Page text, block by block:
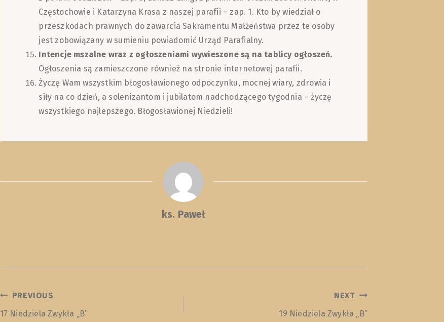
Częstochowie i Katarzyna Krasa z naszej parafii – zap. 1. Kto by wiedział o
przeszkodach prawnych do zawarcia Sakramentu Małżeństwa przez te osoby
jest zobowiązany w sumieniu powiadomić Urząd Parafialny.
Intencje mszalne wraz z ogłoszeniami wywieszone są na tablicy ogłoszeń.
Ogłoszenia są zamieszczone również na stronie internetowej parafii.
Życzę Wam wszystkim błogosławionego odpoczynku, mocnej wiary, zdrowia i
siły na co dzień, a solenizantom i jubilatom nadchodzącego tygodnia – życzę
wszystkiego najlepszego. Błogosławionej Niedzieli!
ks. Paweł
NAWIGACJA
PREVIOUS
17 Niedziela Zwykła „B”
NEXT
19 Niedziela Zwykła „B”